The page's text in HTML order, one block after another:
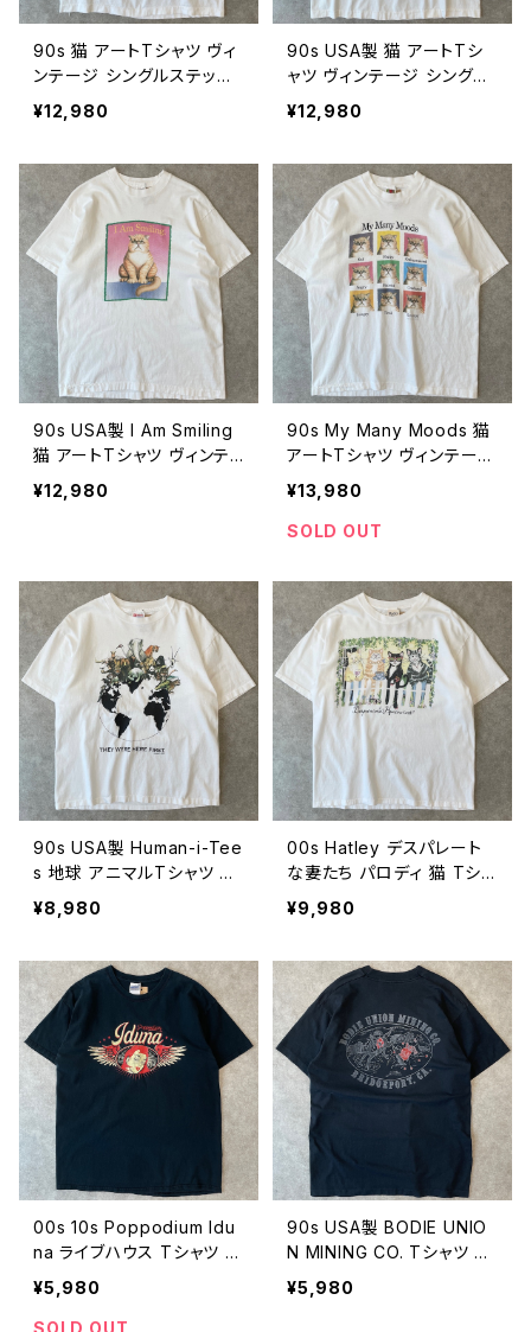
90s 猫 アートTシャツ ヴィ
ンテージ シングルステッチ
アニマル 動物 ネコ ねこ コ
ーヒー 朝 古着 白 ホワイト
80410
¥12,980
90s USA製 猫 アートTシ
ャツ ヴィンテージ シングル
ステッチ アニマル 動物 ネ
コ ねこ コーヒー 朝 古着
ージ XL 26080409
¥12,980
90s USA製 I Am Smiling
猫 アートTシャツ ヴィンテ
ージ シングルステッチ アニ
マル 動物 ネコ ねこ 古着
¥12,980
90s My Many Moods 猫
アートTシャツ ヴィンテージ
シングルステッチ アニマル
動物 ネコ ねこ 古着 白 ホ
ワイト 90年代 ビンテージ
¥13,980
SOLD OUT
90s USA製 Human-i-Tee
s 地球 アニマルTシャツ ヴ
ィンテージ シングルステッ
チ アート ゾウ パンダ ゴリ
テージ 白 ホワイト L 2608
0406
¥8,980
00s Hatley デスパレート
な妻たち パロディ 猫 Tシャ
ツ ヴィンテージ アニマル
動物 ネコ ねこ 海外ドラマ
000s 2000年代 ビンテー
ジ L 26080405
¥9,980
00s 10s Poppodium Idu
na ライブハウス Tシャツ ヴ
ィンテージ 古着 オランダ
企業ロゴ ウイング ピンナッ
プガール 黒 ブラック 音楽
¥5,980
SOLD OUT
90s USA製 BODIE UNIO
N MINING CO. Tシャツ ヴ
ィンテージ シングルステッ
チ ウエスタン ラバ ロバ 企
¥5,980